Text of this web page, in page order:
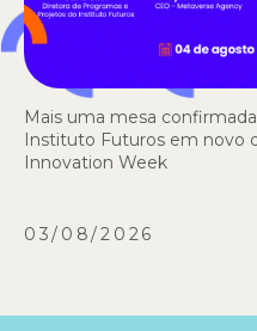
Mais uma mesa
Instituto Futuros em novo
Innovation Week
03/08/2026